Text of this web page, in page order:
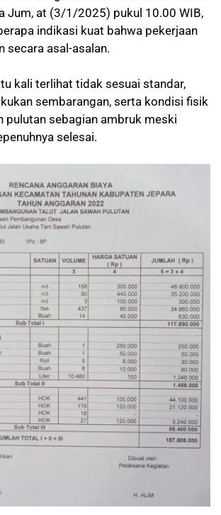
Jum, at (3/1/2025) pukul 10.00 WIB,
indikasi kuat bahwa pekerjaan
secara asal-asalan.
kali terlihat tidak sesuai standar,
sembarangan, serta kondisi fisik
pulutan sebagian ambruk meski
selesai.